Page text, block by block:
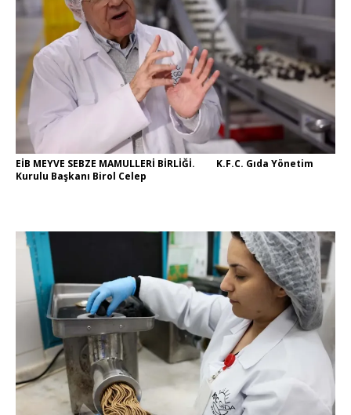
EİB MEYVE SEBZE MAMULLERİ BİRLİĞİ. K.F.C. Gıda Yönetim
Kurulu Başkanı Birol Celep